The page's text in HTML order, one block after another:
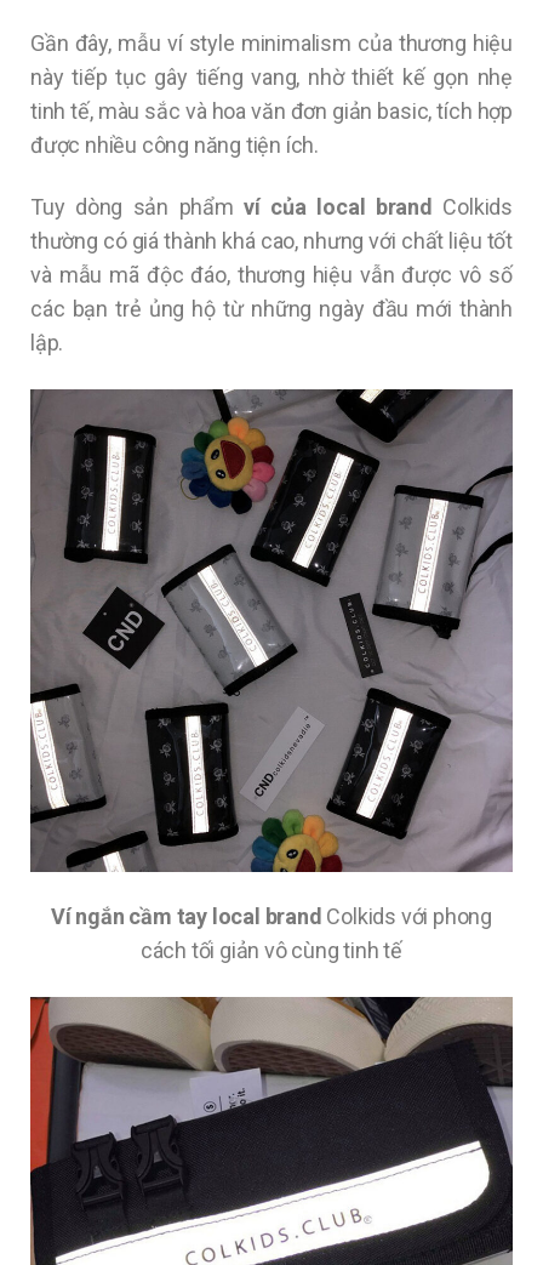
Gần đây, mẫu ví style minimalism của thương hiệu
này tiếp tục gây tiếng vang, nhờ thiết kế gọn nhẹ
tinh tế, màu sắc và hoa văn đơn giản basic, tích hợp
được nhiều công năng tiện ích.
Tuy dòng sản phẩmví của local brand Colkids
thường có giá thành khá cao, nhưng với chất liệu tốt
và mẫu mã độc đáo, thương hiệu vẫn được vô số
các bạn trẻ ủng hộ từ những ngày đầu mới thành
lập.
Ví ngắn cầm tay local brand Colkids với phong
cách tối giản vô cùng tinh tế